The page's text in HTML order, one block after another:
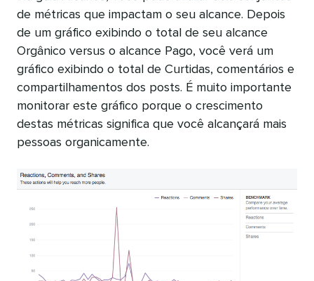
de métricas que impactam o seu alcance. Depois
de um gráfico exibindo o total de seu alcance
Orgânico versus o alcance Pago, você verá um
gráfico exibindo o total de Curtidas, comentários e
compartilhamentos dos posts. É muito importante
monitorar este gráfico porque o crescimento
destas métricas significa que você alcançará mais
pessoas organicamente.